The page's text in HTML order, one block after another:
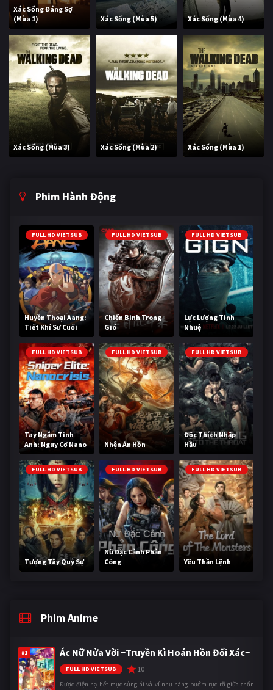
Xác Sống Đáng Sợ
(Mùa 1)
Xác Sống (Mùa 5) Xác Sống (Mùa 4)
Xác Sống (Mùa 3) Xác Sống (Mùa 2) Xác Sống (Mùa 1)
Phim Hành Động
FULL HD VIETSUB
Huyền Thoại Aang:
Tiết Khí Sư Cuối
Cùng
FULL HD VIETSUB
Chiến Binh Trong
Gió
FULL HD VIETSUB
Lực Lượng Tinh
Nhuệ
FULL HD VIETSUB
Tay Ngắm Tinh
Anh: Nguy Cơ Nano
FULL HD VIETSUB
Nhện Ăn Hồn
FULL HD VIETSUB
Độc Thích Nhập
Hầu
FULL HD VIETSUB
Tương Tây Quỷ Sự
FULL HD VIETSUB
Nữ Đặc Cảnh Phản
Công
FULL HD VIETSUB
Yêu Thần Lệnh
Phim Anime
#1 Ác Nữ Nửa Vời ~Truyền Kì Hoán Hồn Đổi Xác~
FULL HD VIETSUB 10
Được điện hạ hết mực sủng ái và ví như nàng bướm rực rỡ giữa chốn